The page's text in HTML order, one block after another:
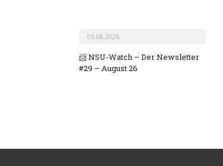
05.08.2026
📨 NSU-Watch – Der Newsletter
#29 – August 26